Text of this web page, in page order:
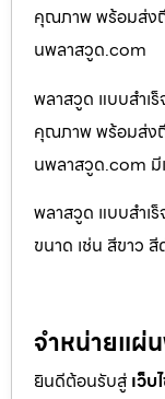
คุณภาพ พร้อมส่งถึ
นพลาสวูด.com
พลาสวูด แบบสำเ
คุณภาพ พร้อมส่งถึ
นพลาสวูด.com
พลาสวูด แบบสำเ
ขนาด เช่น สีขาว
จำหน่ายแผ่
ยินดีต้อนรับสู่ เว็